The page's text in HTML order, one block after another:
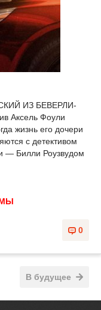
ИЗ БЕВЕРЛИ-
Аксель Фоули
жизнь его дочери
с детективом
— Билли Роузвудом
0
В будущее